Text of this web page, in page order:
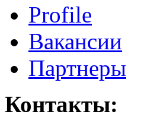
Profile
Вакансии
Партнеры
Контакты: